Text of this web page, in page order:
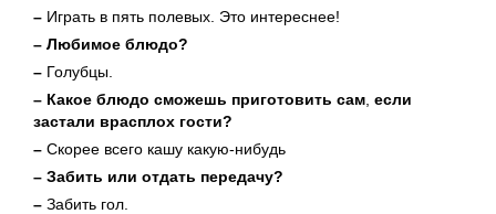
– Играть в пять полевых. Это интереснее!
– Любимое блюдо?
– Голубцы.
– Какое блюдо сможешь приготовить сам если
застали врасплох гости?
– Скорее всего кашу какую-нибудь
– Забить или отдать передачу?
– Забить гол.